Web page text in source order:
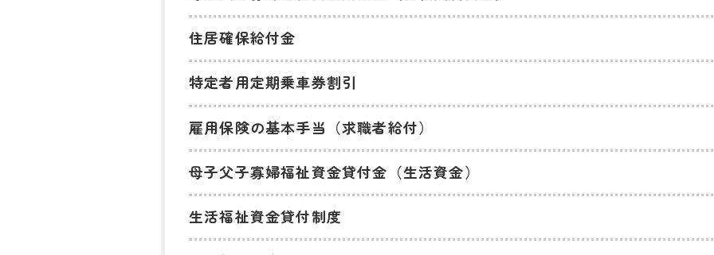
住居確保給付金
特定者用定期乗車券割引
雇用保険の基本手当（求職者給付）
母子父子寡婦福祉資金貸付金（生活資金）
生活福祉資金貸付制度